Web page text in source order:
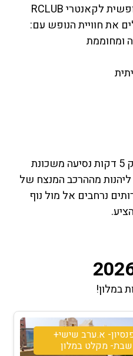
אורחי המלון נהנים מכניסה חופשית לקאנטרי RCLUB
את חוויית הנופש עם:
ומחוממת
מלון רמת רחל, ממוקם במרחק 5 דקות נסיעה משכונת
מההרכב המנצח של
נרחבים אל מול נוף
במלון!
א.ערב שישי+
שבת- מקלט במלון